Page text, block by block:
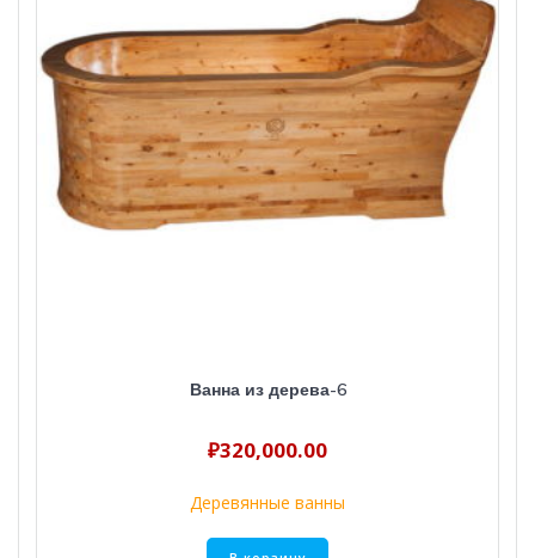
Ванна из дерева-6
₽320,000.00
Деревянные ванны